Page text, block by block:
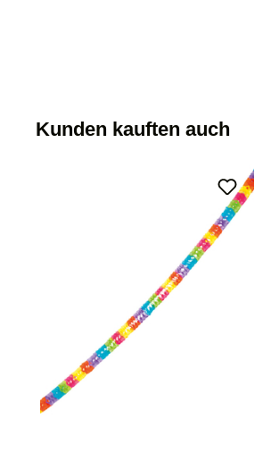
Kunden kauften auch